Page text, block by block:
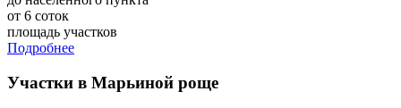
от 6 соток
площадь участков
Подробнее
Участки в Марьиной роще